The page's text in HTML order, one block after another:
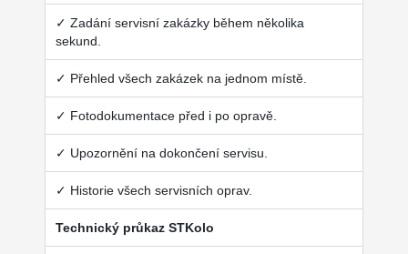
✓ Zadání servisní zakázky během několika
sekund.
✓ Přehled všech zakázek na jednom místě.
✓ Fotodokumentace před i po opravě.
✓ Upozornění na dokončení servisu.
✓ Historie všech servisních oprav.
Technický průkaz STKolo